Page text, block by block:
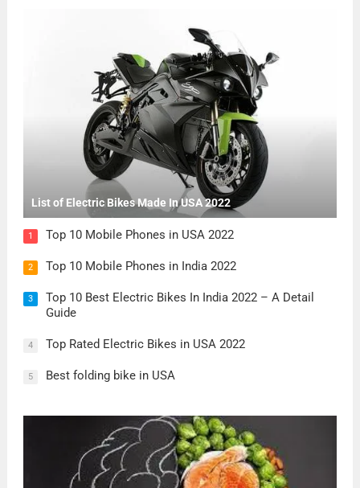
List of Electric Bikes Made In USA 2022
1 Top 10 Mobile Phones in USA 2022
2 Top 10 Mobile Phones in India 2022
3
Top 10 Best Electric Bikes In India 2022 – A Detail
Guide
4 Top Rated Electric Bikes in USA 2022
5 Best folding bike in USA